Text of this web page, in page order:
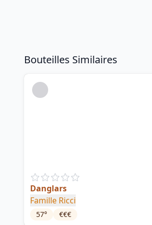
Bouteilles Similaires
Danglars
Famille Ricci
57° €€€